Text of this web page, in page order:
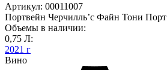
Артикул: 00011007
Портвейн Черчилль’с Файн Тони Порт
Объемы в наличии:
0,75 Л:
2021 г
Вино